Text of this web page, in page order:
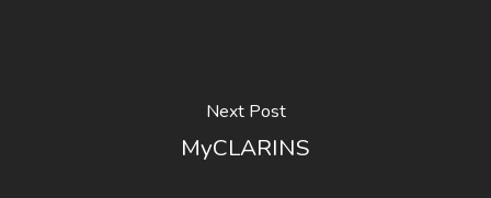
Next Post
MyCLARINS